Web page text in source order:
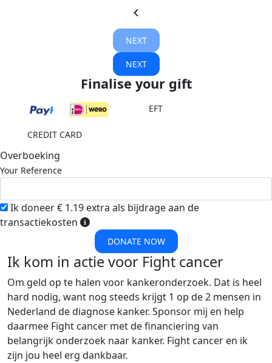
chevron_left
NEXT
NEXT
Finalise your gift
EFT
CREDIT CARD
Overboeking
Your Reference
Ik doneer € 1.19 extra als bijdrage aan de
transactiekosten
DONATE NOW
Ik kom in actie voor Fight cancer
Om geld op te halen voor kankeronderzoek. Dat is heel
hard nodig, want nog steeds krijgt 1 op de 2 mensen in
Nederland de diagnose kanker. Sponsor mij en help
daarmee Fight cancer met de financiering van
belangrijk onderzoek naar kanker. Fight cancer en ik
zijn jou heel erg dankbaar.